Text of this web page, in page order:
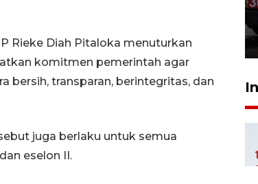
Rieke Diah Pitaloka menuturkan
komitmen pemerintah agar
bersih, transparan, berintegritas, dan
juga berlaku untuk semua
eselon II.
23 Juli 2026 19:17